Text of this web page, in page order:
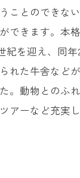
ことのできな
できます。本
紀を迎え、同
れた牛舎など
。動物とのふ
アーなど充実